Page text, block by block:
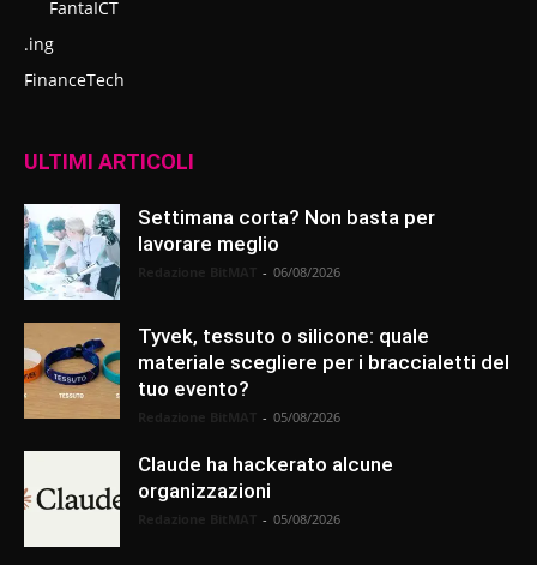
FantaICT
.ing
FinanceTech
ULTIMI ARTICOLI
Settimana corta? Non basta per
lavorare meglio
- 06/08/2026
Tyvek, tessuto o silicone: quale
materiale scegliere per i braccialetti del
tuo evento?
- 05/08/2026
Claude ha hackerato alcune
organizzazioni
- 05/08/2026